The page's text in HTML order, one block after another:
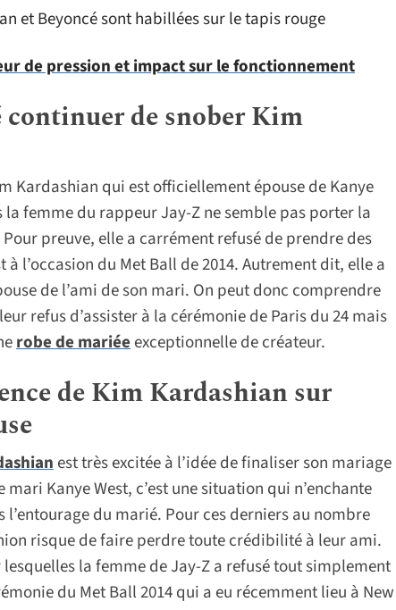
de pression et impact sur le fonctionnement
continuer de snober Kim
Kardashian qui est officiellement épouse de Kanye
femme du rappeur Jay-Z ne semble pas porter la
preuve, elle a carrément refusé de prendre des
l’occasion du Met Ball de 2014. Autrement dit, elle a
de l’ami de son mari. On peut donc comprendre
refus d’assister à la cérémonie de Paris du 24 mais
robe de mariéeexceptionnelle de créateur.
de Kim Kardashian sur
est très excitée à l’idée de finaliser son mariage
Kanye West, c’est une situation qui n’enchante
du marié. Pour ces derniers au nombre
risque de faire perdre toute crédibilité à leur ami.
lesquelles la femme de Jay-Z a refusé tout simplement
du Met Ball 2014 qui a eu récemment lieu à New